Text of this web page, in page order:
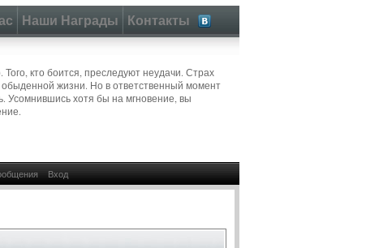
Наши Награды Контакты
Того, кто боится, преследуют неудачи. Страх
обыденной жизни. Но в ответственный момент
Усомнившись хотя бы на мгновение, вы
Вход